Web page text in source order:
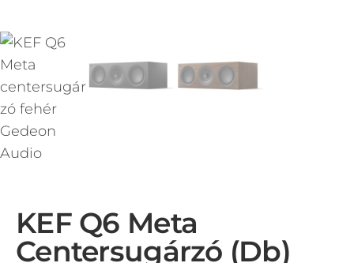
KEF Q6 Meta
Centersugárzó (db)